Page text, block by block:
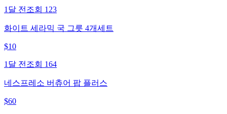
1달 전 조회 123
화이트 세라믹 국 그릇 4개세트
$10
1달 전 조회 164
네스프레소 버츄어 팝 플러스
$60